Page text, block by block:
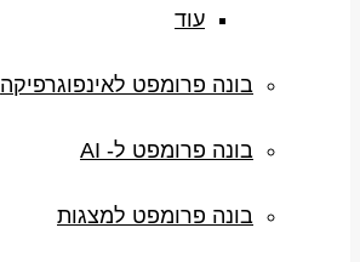
עוד
בונה פרומפט לאינפוגרפיקה
בונה פרומפט ל- AI
בונה פרומפט למצגות